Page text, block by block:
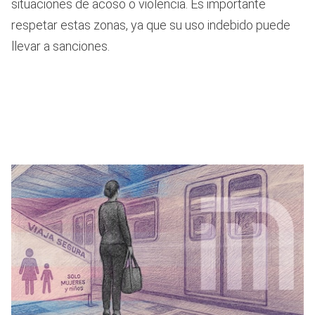
situaciones de acoso o violencia. Es importante
respetar estas zonas, ya que su uso indebido puede
llevar a sanciones.